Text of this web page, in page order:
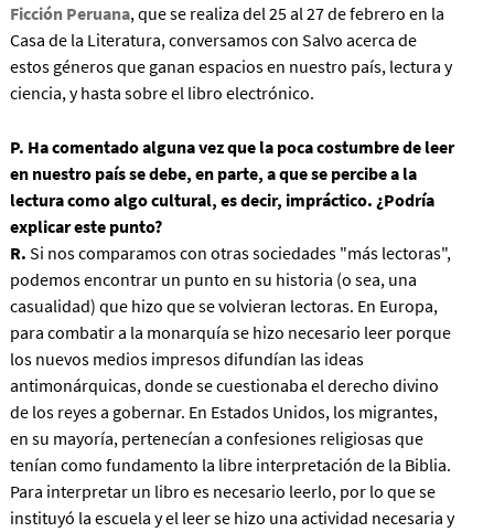
Ficción Peruana, que se realiza del 25 al 27 de febrero en la
Casa de la Literatura, conversamos con Salvo acerca de
estos géneros que ganan espacios en nuestro país, lectura y
ciencia, y hasta sobre el libro electrónico.
P. Ha comentado alguna vez que la poca costumbre de leer
en nuestro país se debe, en parte, a que se percibe a la
lectura como algo cultural, es decir, impráctico. ¿Podría
explicar este punto?
R. Si nos comparamos con otras sociedades "más lectoras",
podemos encontrar un punto en su historia (o sea, una
casualidad) que hizo que se volvieran lectoras. En Europa,
para combatir a la monarquía se hizo necesario leer porque
los nuevos medios impresos difundían las ideas
antimonárquicas, donde se cuestionaba el derecho divino
de los reyes a gobernar. En Estados Unidos, los migrantes,
en su mayoría, pertenecían a confesiones religiosas que
tenían como fundamento la libre interpretación de la Biblia.
Para interpretar un libro es necesario leerlo, por lo que se
instituyó la escuela y el leer se hizo una actividad necesaria y